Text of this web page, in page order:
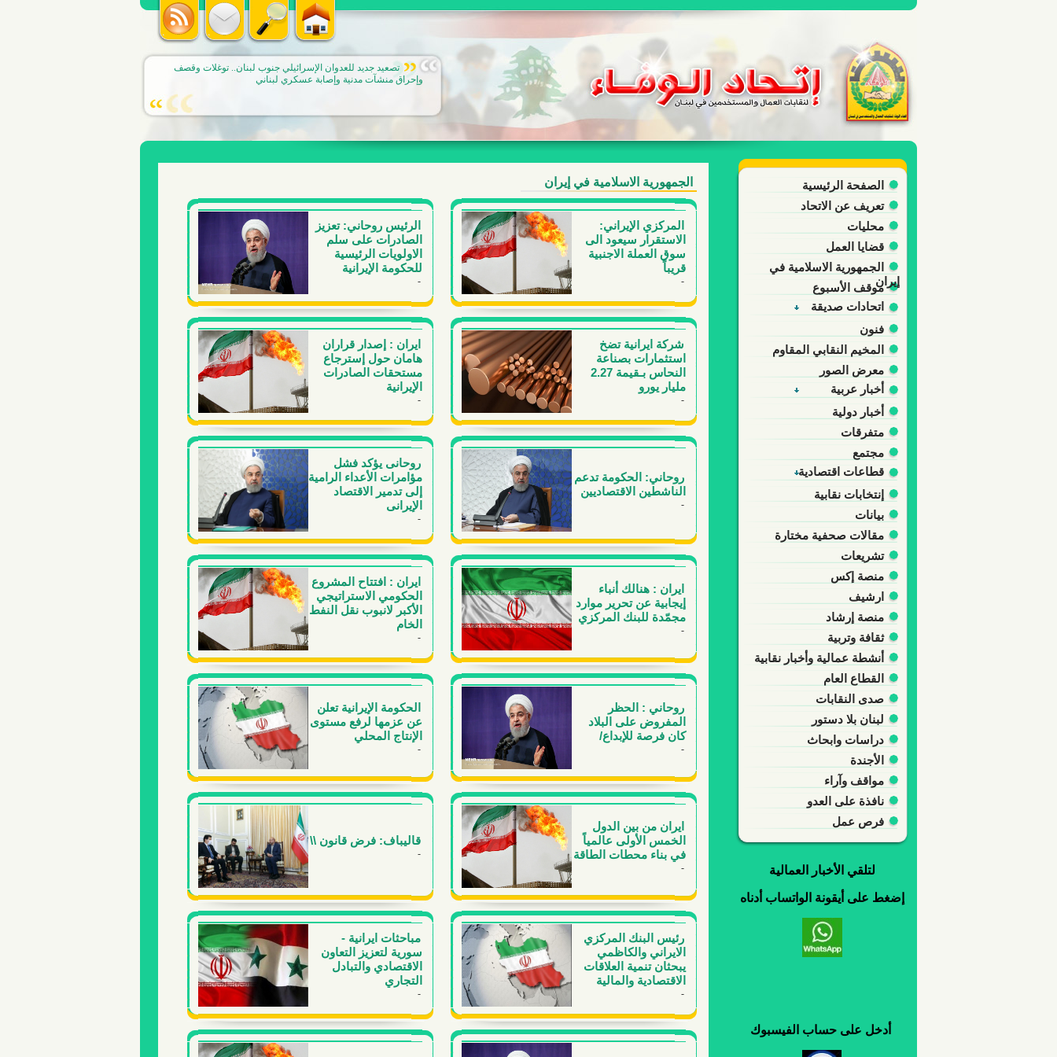
تصعيد جديد للعدوان الإسرائيلي جنوب لبنان.. توغلات وقصف
وإحراق منشآت مدنية وإصابة عسكري لبناني
الجمهورية الاسلامية في إيران
المركزي الإيراني:
الاستقرار سيعود الى
سوق العملة الاجنبية
قريباً
-
الرئيس روحاني: تعزيز
الصادرات على سلم
الاولويات الرئيسية
للحكومة الإيرانية
-
شركة ايرانية تضخ
استثمارات بصناعة
النحاس بـقيمة 2.27
مليار يورو
-
ايران : إصدار قراران
هامان حول إسترجاع
مستحقات الصادرات
الإيرانية
-
روحاني: الحكومة تدعم
الناشطين الاقتصاديين
-
روحانی یؤکد فشل
مؤامرات الأعداء الرامیة
إلى تدمیر الاقتصاد
الإیرانی
-
ايران : هنالك أنباء
إيجابية عن تحرير موارد
مجمّدة للبنك المركزي
-
ايران : افتتاح المشروع
الحكومي الاستراتيجي
الأكبر لانبوب نقل النفط
الخام
-
روحاني : الحظر
المفروض على البلاد
كان فرصة للإبداع/
-
الحكومة الإيرانية تعلن
عن عزمها لرفع مستوى
الإنتاج المحلي
-
ايران من بين الدول
الخمس الأولى عالمياً
في بناء محطات الطاقة
-
قاليباف: فرض قانون \\
-
رئيس البنك المركزي
الايراني والكاظمي
يبحثان تنمية العلاقات
الاقتصادية والمالية
-
مباحثات ايرانية -
سورية لتعزيز التعاون
الاقتصادي والتبادل
التجاري
-
الصفحة الرئيسية
تعريف عن الاتحاد
محليات
قضايا العمل
الجمهورية الاسلامية في
إيرانموقف الأسبوع
اتحادات صديقة
فنون
المخيم النقابي المقاوم
معرض الصور
أخبار عربية
أخبار دولية
متفرقات
مجتمع
قطاعات اقتصادية
إنتخابات نقابية
بيانات
مقالات صحفية مختارة
تشريعات
منصة إكس
ارشيف
منصة إرشاد
ثقافة وتربية
أنشطة عمالية وأخبار نقابية
القطاع العام
صدى النقابات
لبنان بلا دستور
دراسات وابحاث
الأجندة
مواقف وآراء
نافذة على العدو
فرص عمل
لتلقي الأخبار العمالية
إضغط على أيقونة الواتساب أدناه
أدخل على حساب الفيسبوك